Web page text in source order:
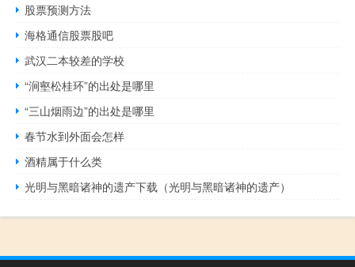
股票预测方法
海格通信股票股吧
武汉二本较差的学校
“涧壑松桂环”的出处是哪里
“三山烟雨边”的出处是哪里
春节水到外面会怎样
酒精属于什么类
光明与黑暗诸神的遗产下载（光明与黑暗诸神的遗产）